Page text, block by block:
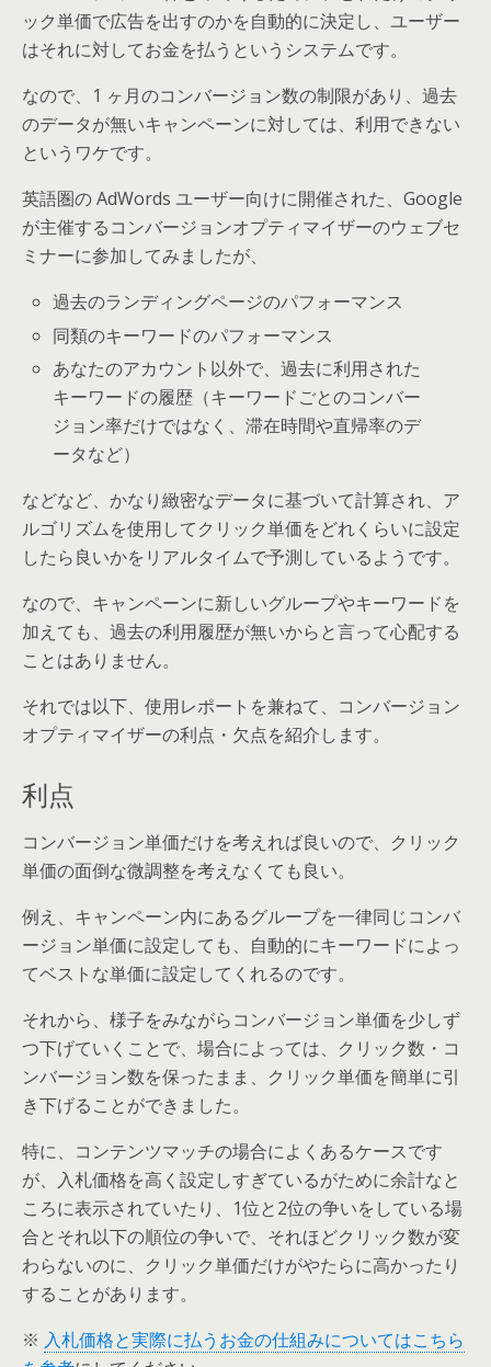
ック単価で広告を出すのかを自動的に決定し、ユーザー
はそれに対してお金を払うというシステムです。
なので、1 ヶ月のコンバージョン数の制限があり、過去
のデータが無いキャンペーンに対しては、利用できない
というワケです。
英語圏の AdWords ユーザー向けに開催された、Google
が主催するコンバージョンオプティマイザーのウェブセ
ミナーに参加してみましたが、
過去のランディングページのパフォーマンス
同類のキーワードのパフォーマンス
あなたのアカウント以外で、過去に利用された
キーワードの履歴（キーワードごとのコンバー
ジョン率だけではなく、滞在時間や直帰率のデ
ータなど）
などなど、かなり緻密なデータに基づいて計算され、ア
ルゴリズムを使用してクリック単価をどれくらいに設定
したら良いかをリアルタイムで予測しているようです。
なので、キャンペーンに新しいグループやキーワードを
加えても、過去の利用履歴が無いからと言って心配する
ことはありません。
それでは以下、使用レポートを兼ねて、コンバージョン
オプティマイザーの利点・欠点を紹介します。
利点
コンバージョン単価だけを考えれば良いので、クリック
単価の面倒な微調整を考えなくても良い。
例え、キャンペーン内にあるグループを一律同じコンバ
ージョン単価に設定しても、自動的にキーワードによっ
てベストな単価に設定してくれるのです。
それから、様子をみながらコンバージョン単価を少しず
つ下げていくことで、場合によっては、クリック数・コ
ンバージョン数を保ったまま、クリック単価を簡単に引
き下げることができました。
特に、コンテンツマッチの場合によくあるケースです
が、入札価格を高く設定しすぎているがために余計なと
ころに表示されていたり、1位と2位の争いをしている場
合とそれ以下の順位の争いで、それほどクリック数が変
わらないのに、クリック単価だけがやたらに高かったり
することがあります。
※ 入札価格と実際に払うお金の仕組みについてはこちら